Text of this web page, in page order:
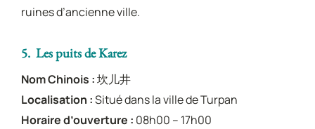
ruines d’ancienne ville.
5. Les puits de Karez
Nom Chinois :坎儿井
Localisation :Situé dans la ville de Turpan
Horaire d’ouverture : 08h00 – 17h00